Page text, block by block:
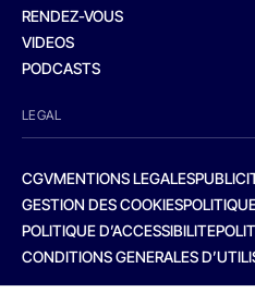
RENDEZ-VOUS
VIDEOS
PODCASTS
LEGAL
CGVMENTIONS LEGALES
GESTION DES COOKIES
POLITIQUE D’ACCESSIBILITE
CONDITIONS GENERALES